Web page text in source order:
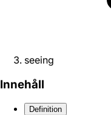
seeing
Innehåll
Definition